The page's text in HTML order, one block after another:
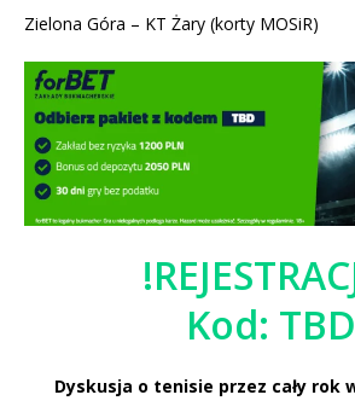
Zielona Góra – KT Żary (korty MOSiR)
Kod: TBD
Dyskusja o tenisie przez cały rok